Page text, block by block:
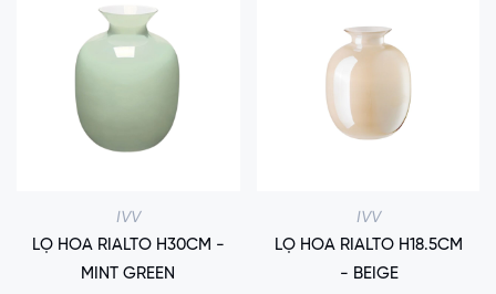
IVV
LỌ HOA RIALTO H30CM -
MINT GREEN
IVV
LỌ HOA RIALTO H18.5CM
- BEIGE